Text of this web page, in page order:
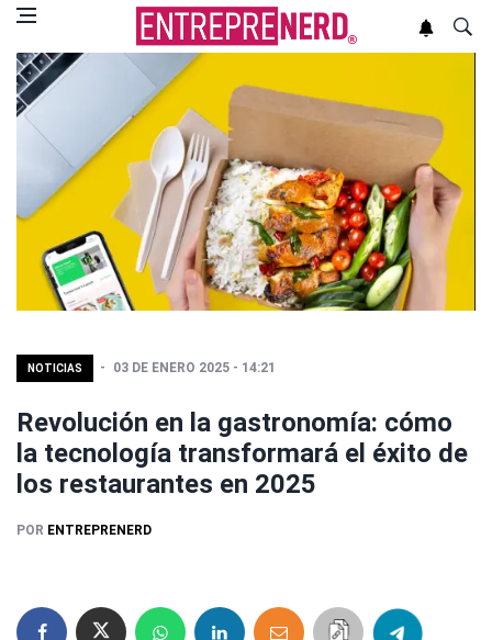
NOTICIAS 03 DE ENERO 2025 - 14:21
Revolución en la gastronomía: cómo
la tecnología transformará el éxito de
los restaurantes en 2025
POR ENTREPRENERD